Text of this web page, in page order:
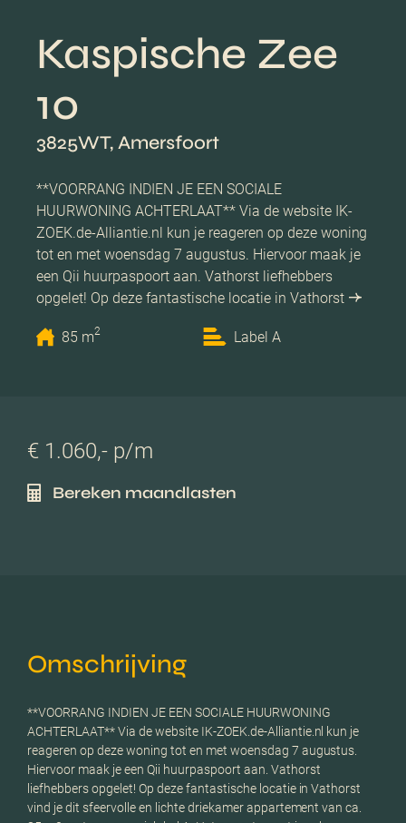
Kaspische Zee
10
3825WT, Amersfoort
**VOORRANG INDIEN JE EEN SOCIALE
HUURWONING ACHTERLAAT** Via de website IK-
ZOEK.de-Alliantie.nl kun je reageren op deze woning
tot en met woensdag 7 augustus. Hiervoor maak je
een Qii huurpaspoort aan. Vathorst liefhebbers
opgelet! Op deze fantastische locatie in Vathorst
85 m2 Label A
€ 1.060,- p/m
Bereken maandlasten
Omschrijving
**VOORRANG INDIEN JE EEN SOCIALE HUURWONING
ACHTERLAAT** Via de website IK-ZOEK.de-Alliantie.nl kun je
reageren op deze woning tot en met woensdag 7 augustus.
Hiervoor maak je een Qii huurpaspoort aan. Vathorst
liefhebbers opgelet! Op deze fantastische locatie in Vathorst
vind je dit sfeervolle en lichte driekamer appartement van ca.